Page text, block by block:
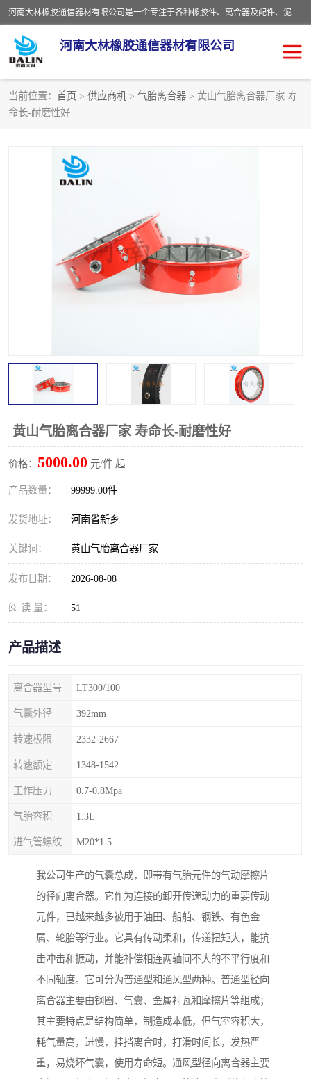
河南大林橡胶通信器材有限公司是一个专注于各种橡胶件、离合器及配件、泥浆泵及配件等产品设计制造和加工的企业。产品应用于矿山、冶金、石油、钢铁、化工、水泥、船舶、造纸、通用机械等各种大功率机械传动或制动装置。
河南大林橡胶通信器材有限公司
当前位置： 首页 > 供应商机 > 气胎离合器 > 黄山气胎离合器厂家 寿
命长-耐磨性好
黄山气胎离合器厂家 寿命长-耐磨性好
价格： 5000.00 元/件 起
产品数量： 99999.00件
发货地址： 河南省新乡
关键词： 黄山气胎离合器厂家
发布日期： 2026-08-08
阅 读 量： 51
产品描述
离合器型号 LT300/100
气囊外径 392mm
转速极限 2332-2667
转速额定 1348-1542
工作压力 0.7-0.8Mpa
气胎容积 1.3L
进气管螺纹 M20*1.5
我公司生产的气囊总成，即带有气胎元件的气动摩擦片
的径向离合器。它作为连接的卸开传递动力的重要传动
元件，已越来越多被用于油田、船舶、钢铁、有色金
属、轮胎等行业。它具有传动柔和，传递扭矩大，能抗
击冲击和振动，并能补偿相连两轴间不大的不平行度和
不同轴度。它可分为普通型和通风型两种。普通型径向
离合器主要由钢圈、气囊、金属衬瓦和摩擦片等组成；
其主要特点是结构简单，制造成本低，但气室容积大，
耗气量高，进慢，挂挡离合时，打滑时间长，发热严
重，易烧坏气囊，使用寿命短。通风型径向离合器主要
推盘离合器
VC离合器
PO隔膜离合器
DY隔膜式离合器 CB离合器
实芯轮胎